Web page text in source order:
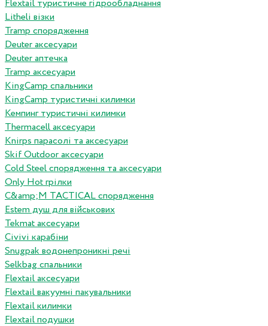
Flextail туристичне гідрообладнання
Litheli візки
Tramp спорядження
Deuter аксесуари
Deuter аптечка
Tramp аксесуари
KingCamp спальники
KingCamp туристичні килимки
Кемпинг туристичні килимки
Thermacell аксесуари
Knirps парасолі та аксесуари
Skif Outdoor аксесуари
Cold Steel спорядження та аксесуари
Only Hot грілки
C&amp;M TACTICAL спорядження
Estem душ для військових
Tekmat аксесуари
Сivivi карабіни
Snugpak водонепроникні речі
Selkbag спальники
Flextail аксесуари
Flextail вакуумні пакувальники
Flextail килимки
Flextail подушки